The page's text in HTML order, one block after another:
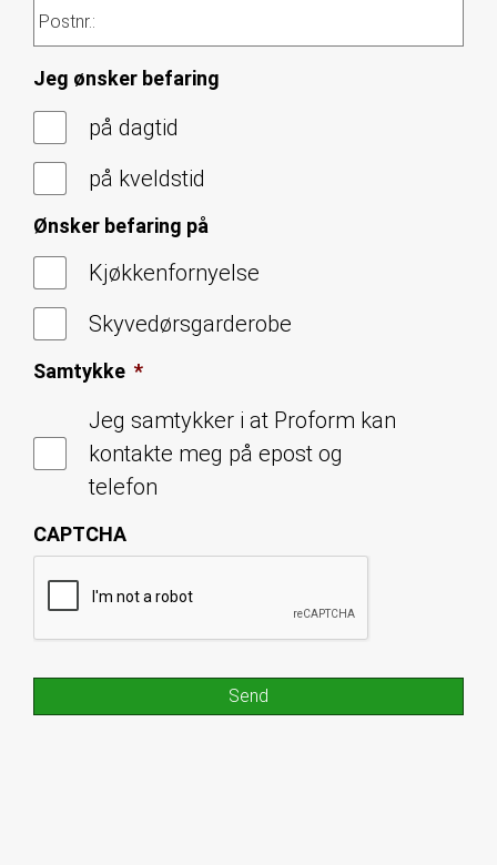
Jeg ønsker befaring
på dagtid
på kveldstid
Ønsker befaring på
Kjøkkenfornyelse
Skyvedørsgarderobe
Samtykke *
Jeg samtykker i at Proform kan
kontakte meg på epost og
telefon
CAPTCHA